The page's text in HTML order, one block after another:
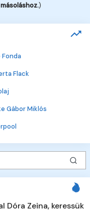
)
Fonda
Flack
Gábor Miklós
Dóra Zeina, keressük